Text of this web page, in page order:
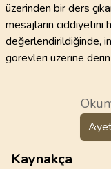
üzerinden bir ders
mesajların ciddiyetini
değerlendirildiğinde,
görevleri üzerine
Kaynakça